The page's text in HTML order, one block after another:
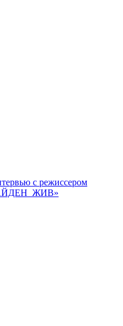
с режиссером